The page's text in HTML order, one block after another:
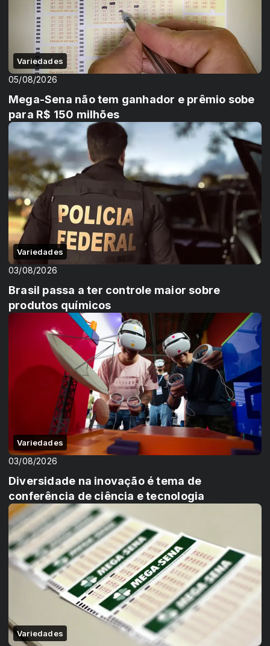
Variedades
05/08/2026
Mega-Sena não tem ganhador e prêmio sobe
para R$ 150 milhões
Variedades
03/08/2026
Brasil passa a ter controle maior sobre
produtos químicos
Variedades
03/08/2026
Diversidade na inovação é tema de
conferência de ciência e tecnologia
Variedades